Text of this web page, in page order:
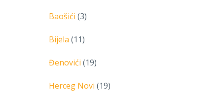
Baošići (3)
Bijela (11)
Đenovići (19)
Herceg Novi (19)